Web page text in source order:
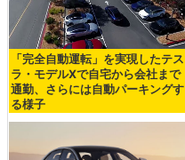
「完全自動運転」を実現したテス
ラ・モデルXで自宅から会社まで
通勤、さらには自動パーキングす
る様子